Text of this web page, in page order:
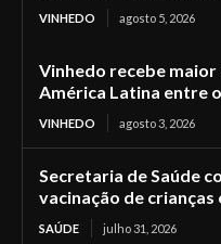
VINHEDO agosto 5, 2026
Vinhedo recebe
América Latina entre
VINHEDO agosto 3, 2026
Secretaria de Saúde
vacinação de crianças
SAÚDE julho 31, 2026